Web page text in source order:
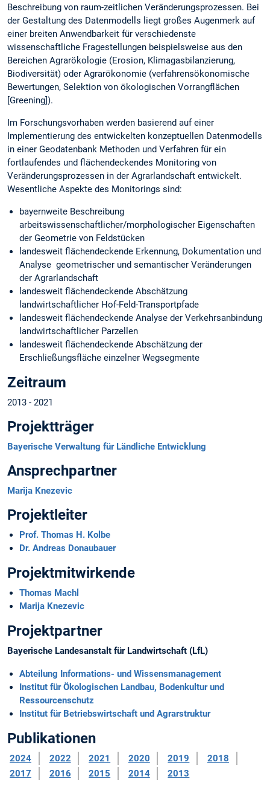
Beschreibung von raum-zeitlichen Veränderungsprozessen. Bei
der Gestaltung des Datenmodells liegt großes Augenmerk auf
einer breiten Anwendbarkeit für verschiedenste
wissenschaftliche Fragestellungen beispielsweise aus den
Bereichen Agrarökologie (Erosion, Klimagasbilanzierung,
Biodiversität) oder Agrarökonomie (verfahrensökonomische
Bewertungen, Selektion von ökologischen Vorrangflächen
[Greening]).
Im Forschungsvorhaben werden basierend auf einer
Implementierung des entwickelten konzeptuellen Datenmodells
in einer Geodatenbank Methoden und Verfahren für ein
fortlaufendes und flächendeckendes Monitoring von
Veränderungsprozessen in der Agrarlandschaft entwickelt.
Wesentliche Aspekte des Monitorings sind:
bayernweite Beschreibung
arbeitswissenschaftlicher/morphologischer Eigenschaften
der Geometrie von Feldstücken
landesweit flächendeckende Erkennung, Dokumentation und
Analyse geometrischer und semantischer Veränderungen
der Agrarlandschaft
landesweit flächendeckende Abschätzung
landwirtschaftlicher Hof-Feld-Transportpfade
landesweit flächendeckende Analyse der Verkehrsanbindung
landwirtschaftlicher Parzellen
landesweit flächendeckende Abschätzung der
Erschließungsfläche einzelner Wegsegmente
Zeitraum
2013 - 2021
Projektträger
Bayerische Verwaltung für Ländliche Entwicklung
Ansprechpartner
Marija Knezevic
Projektleiter
Prof. Thomas H. Kolbe
Dr. Andreas Donaubauer
Projektmitwirkende
Thomas Machl
Marija Knezevic
Projektpartner
Bayerische Landesanstalt für Landwirtschaft (LfL)
Abteilung Informations- und Wissensmanagement
Institut für Ökologischen Landbau, Bodenkultur und
Ressourcenschutz
Institut für Betriebswirtschaft und Agrarstruktur
Publikationen
2024 2022 2021 2020 2019
2018
2017
2016 2015 2014 2013